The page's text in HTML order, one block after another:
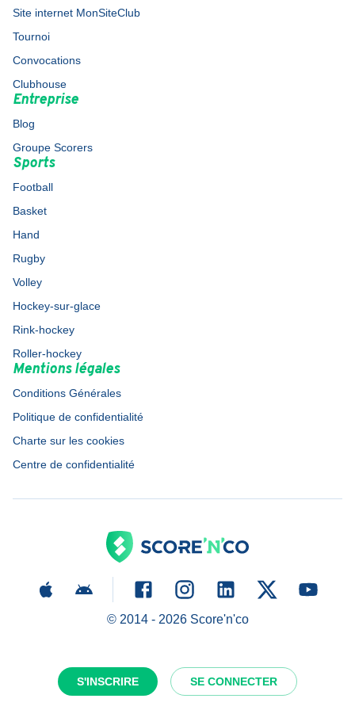
S'INSCRIRE SE CONNECTER
Site internet MonSiteClub
Tournoi
Convocations
Clubhouse
Entreprise
Blog
Groupe Scorers
Sports
Football
Basket
Hand
Rugby
Volley
Hockey-sur-glace
Rink-hockey
Roller-hockey
Mentions légales
Conditions Générales
Politique de confidentialité
Charte sur les cookies
Centre de confidentialité
© 2014 - 2026Score'n'co